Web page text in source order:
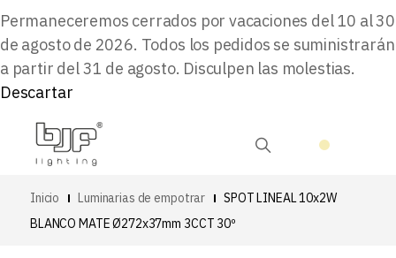
Permaneceremos cerrados por vacaciones del 10 al 30
de agosto de 2026. Todos los pedidos se suministrarán
a partir del 31 de agosto. Disculpen las molestias.
Descartar
Inicio Luminarias de empotrar
SPOT LINEAL 10x2W
BLANCO MATE Ø272x37mm 3CCT 30º